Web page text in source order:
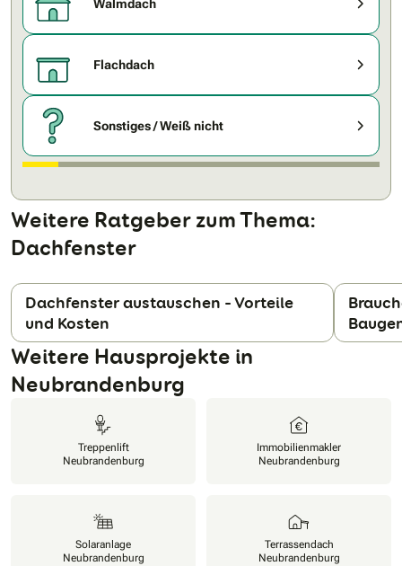
Walmdach
Flachdach
Sonstiges / Weiß nicht
Weitere Ratgeber zum Thema:
Dachfenster
Dachfenster austauschen – Vorteile
und Kosten
Weitere Hausprojekte in
Neubrandenburg
Treppenlift
Neubrandenburg
Immobilienmakler
Neubrandenburg
Solaranlage
Neubrandenburg
Terrassendach
Neubrandenburg